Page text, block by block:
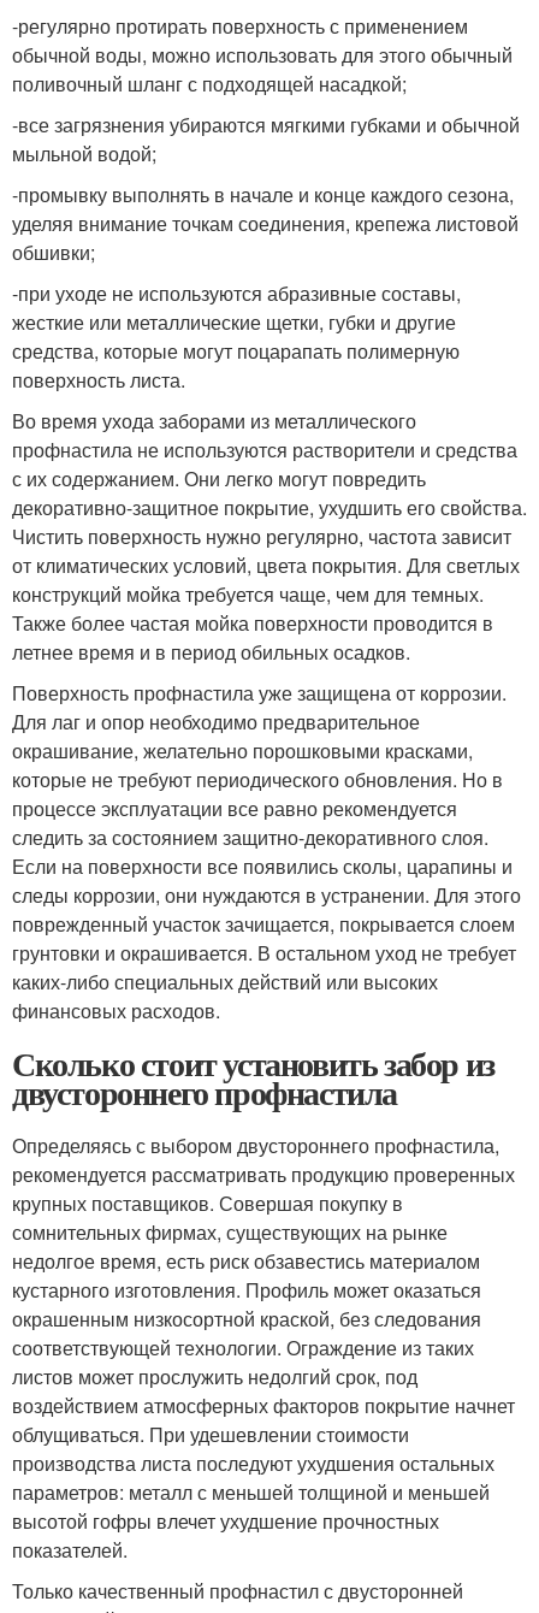
-регулярно протирать поверхность с применением
обычной воды, можно использовать для этого обычный
поливочный шланг с подходящей насадкой;
-все загрязнения убираются мягкими губками и обычной
мыльной водой;
-промывку выполнять в начале и конце каждого сезона,
уделяя внимание точкам соединения, крепежа листовой
обшивки;
-при уходе не используются абразивные составы,
жесткие или металлические щетки, губки и другие
средства, которые могут поцарапать полимерную
поверхность листа.
Во время ухода заборами из металлического
профнастила не используются растворители и средства
с их содержанием. Они легко могут повредить
декоративно-защитное покрытие, ухудшить его свойства.
Чистить поверхность нужно регулярно, частота зависит
от климатических условий, цвета покрытия. Для светлых
конструкций мойка требуется чаще, чем для темных.
Также более частая мойка поверхности проводится в
летнее время и в период обильных осадков.
Поверхность профнастила уже защищена от коррозии.
Для лаг и опор необходимо предварительное
окрашивание, желательно порошковыми красками,
которые не требуют периодического обновления. Но в
процессе эксплуатации все равно рекомендуется
следить за состоянием защитно-декоративного слоя.
Если на поверхности все появились сколы, царапины и
следы коррозии, они нуждаются в устранении. Для этого
поврежденный участок зачищается, покрывается слоем
грунтовки и окрашивается. В остальном уход не требует
каких-либо специальных действий или высоких
финансовых расходов.
Сколько стоит установить забор из
двустороннего профнастила
Определяясь с выбором двустороннего профнастила,
рекомендуется рассматривать продукцию проверенных
крупных поставщиков. Совершая покупку в
сомнительных фирмах, существующих на рынке
недолгое время, есть риск обзавестись материалом
кустарного изготовления. Профиль может оказаться
окрашенным низкосортной краской, без следования
соответствующей технологии. Ограждение из таких
листов может прослужить недолгий срок, под
воздействием атмосферных факторов покрытие начнет
облущиваться. При удешевлении стоимости
производства листа последуют ухудшения остальных
параметров: металл с меньшей толщиной и меньшей
высотой гофры влечет ухудшение прочностных
показателей.
Только качественный профнастил с двусторонней